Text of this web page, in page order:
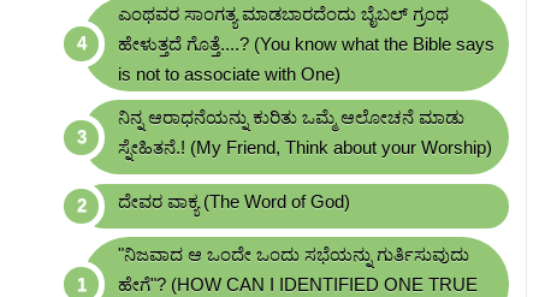
ಎಂಥವರ ಸಾಂಗತ್ಯ ಮಾಡಬಾರದೆಂದು ಬೈಬಲ್ ಗ್ರಂಥ
ಹೇಳುತ್ತದೆ ಗೊತ್ತೆ....? (You know what the Bible says
is not to associate with One)
ನಿನ್ನ ಆರಾಧನೆಯನ್ನು ಕುರಿತು ಒಮ್ಮೆ ಆಲೋಚನೆ ಮಾಡು
ಸ್ನೇಹಿತನೆ.! (My Friend, Think about your Worship)
ದೇವರ ವಾಕ್ಯ (The Word of God)
"ನಿಜವಾದ ಆ ಒಂದೇ ಒಂದು ಸಭೆಯನ್ನು ಗುರ್ತಿಸುವುದು
ಹೇಗೆ"? (HOW CAN I IDENTIFIED ONE TRUE